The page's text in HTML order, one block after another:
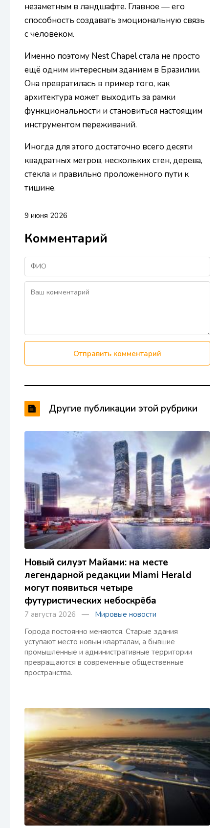
незаметным в ландшафте. Главное — его
способность создавать эмоциональную связь
с человеком.
Именно поэтому Nest Chapel стала не просто
ещё одним интересным зданием в Бразилии.
Она превратилась в пример того, как
архитектура может выходить за рамки
функциональности и становиться настоящим
инструментом переживаний.
Иногда для этого достаточно всего десяти
квадратных метров, нескольких стен, дерева,
стекла и правильно проложенного пути к
тишине.
9 июня 2026
Комментарий
Отправить комментарий
Другие публикации этой рубрики
Новый силуэт Майами: на месте
легендарной редакции Miami Herald
могут появиться четыре
футуристических небоскрёба
7 августа 2026 — Мировые новости
Города постоянно меняются. Старые здания
уступают место новым кварталам, а бывшие
промышленные и административные территории
превращаются в современные общественные
пространства.